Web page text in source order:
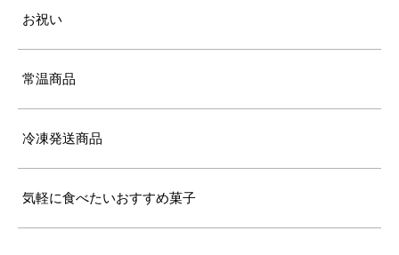
お祝い
常温商品
冷凍発送商品
気軽に食べたいおすすめ菓子